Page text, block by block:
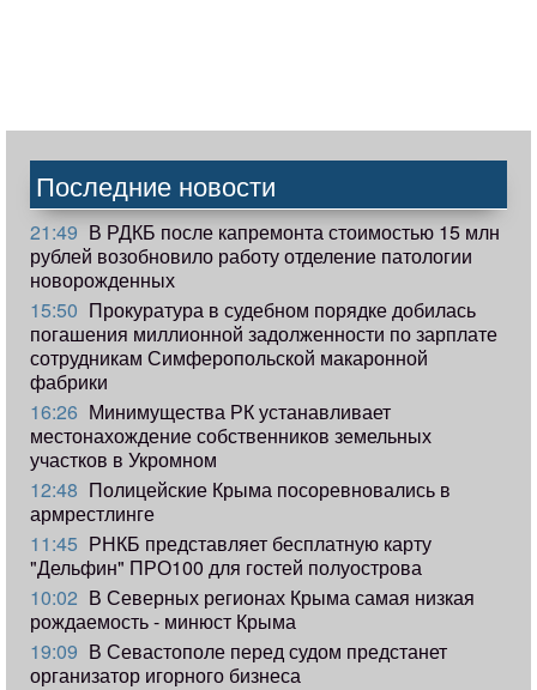
Последние новости
21:49 В РДКБ после капремонта стоимостью 15 млн
рублей возобновило работу отделение патологии
новорожденных
15:50 Прокуратура в судебном порядке добилась
погашения миллионной задолженности по зарплате
сотрудникам Симферопольской макаронной
фабрики
16:26 Минимущества РК устанавливает
местонахождение собственников земельных
участков в Укромном
12:48 Полицейские Крыма посоревновались в
армрестлинге
11:45 РНКБ представляет бесплатную карту
"Дельфин" ПРО100 для гостей полуострова
10:02 В Северных регионах Крыма самая низкая
рождаемость - минюст Крыма
19:09 В Севастополе перед судом предстанет
организатор игорного бизнеса